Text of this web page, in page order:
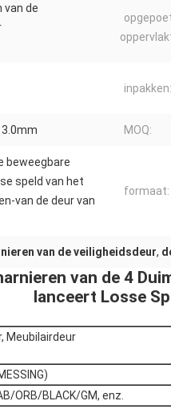
van de
inpakken:
MOQ:
beweegbare
speld van het
van de deur van
formaat:
van de veiligheidsdeur,
van de 4
lanceert Losse
Meubilairdeur
ORB/BLACK/GM, enz.